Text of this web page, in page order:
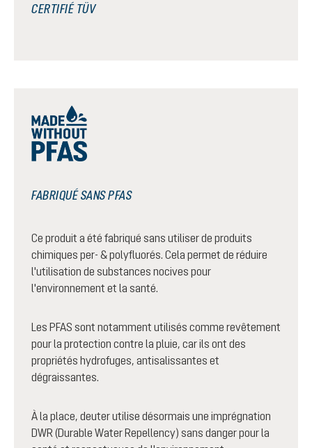
CERTIFIÉ TÜV
FABRIQUÉ SANS PFAS
Ce produit a été fabriqué sans utiliser de produits
chimiques per- & polyfluorés. Cela permet de réduire
l'utilisation de substances nocives pour
l'environnement et la santé.
Les PFAS sont notamment utilisés comme revêtement
pour la protection contre la pluie, car ils ont des
propriétés hydrofuges, antisalissantes et
dégraissantes.
À la place, deuter utilise désormais une imprégnation
DWR (Durable Water Repellency) sans danger pour la